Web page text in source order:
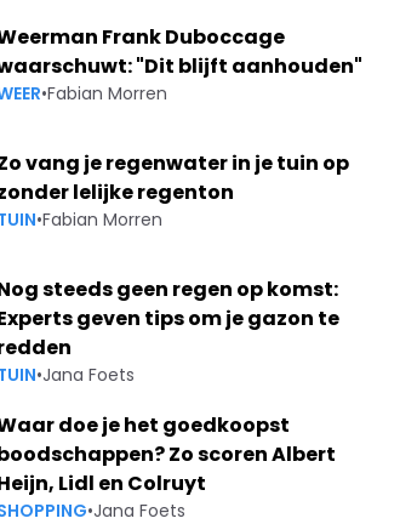
Frank Duboccage
"Dit blijft aanhouden"
•Fabian Morren
vang je regenwater in je tuin op
lelijke regenton
•Fabian Morren
steeds geen regen op komst:
geven tips om je gazon te
•Jana Foets
doe je het goedkoopst
Zo scoren Albert
Lidl en Colruyt
•Jana Foets